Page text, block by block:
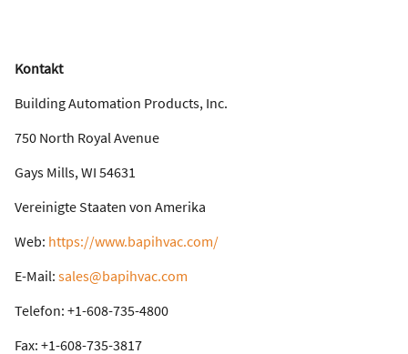
Kontakt
Building Automation Products, Inc.
750 North Royal Avenue
Gays Mills, WI 54631
Vereinigte Staaten von Amerika
Web: https://www.bapihvac.com/
E-Mail: sales@bapihvac.com
Telefon: +1-608-735-4800
Fax: +1-608-735-3817